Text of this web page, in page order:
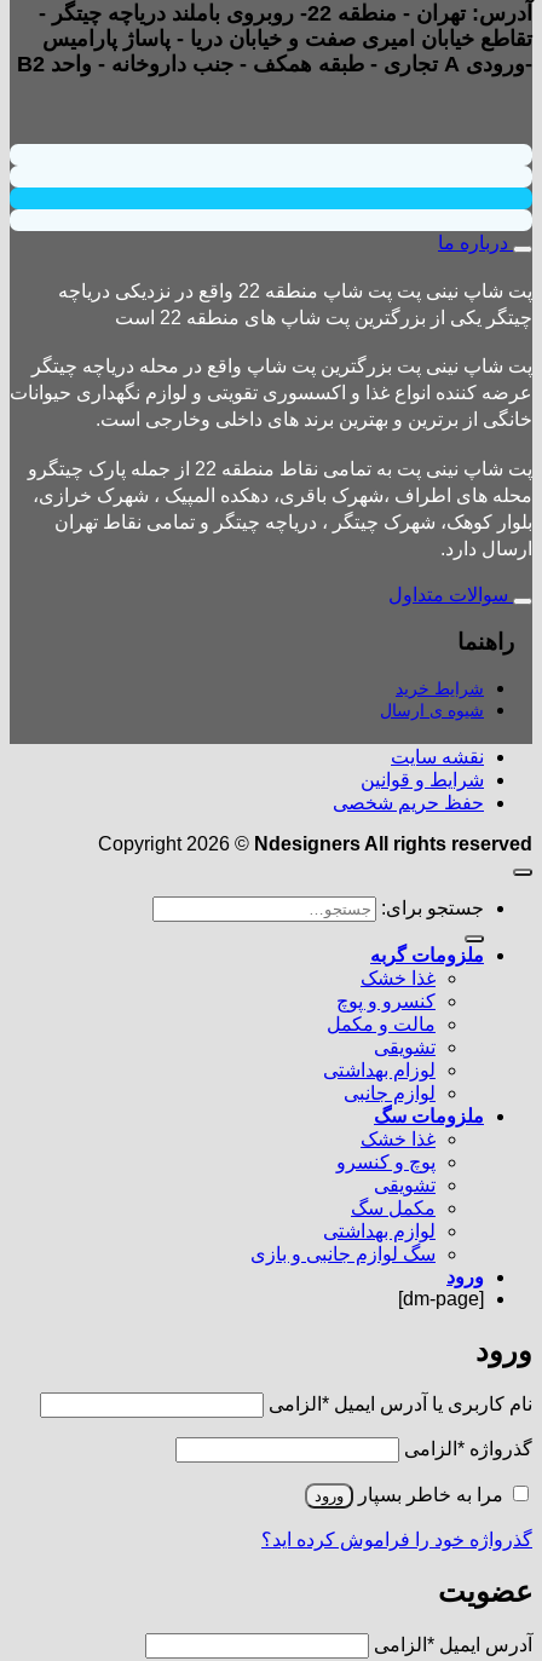
آدرس: تهران - منطقه 22- روبروی باملند دریاچه چیتگر -
تقاطع خیابان امیری صفت و خیابان دریا - پاساژ پارامیس
-ورودی A تجاری - طبقه همکف - جنب داروخانه - واحد B2
درباره ما
پت شاپ نینی پت پت شاپ منطقه 22 واقع در نزدیکی دریاچه
چیتگر یکی از بزرگترین پت شاپ های منطقه 22 است
پت شاپ نینی پت بزرگترین پت شاپ واقع در محله دریاچه چیتگر
عرضه کننده انواع غذا و اکسسوری تقویتی و لوازم نگهداری حیوانات
خانگی از برترین و بهترین برند های داخلی وخارجی است.
پت شاپ نینی پت به تمامی نقاط منطقه 22 از جمله پارک چیتگرو
محله های اطراف ،شهرک باقری، دهکده المپیک ، شهرک خرازی،
بلوار کوهک، شهرک چیتگر ، دریاچه چیتگر و تمامی نقاط تهران
ارسال دارد.
سوالات متداول
راهنما
شرایط خرید
شیوه ی ارسال
نقشه سایت
شرایط و قوانین
حفظ حریم شخصی
Copyright 2026 © Ndesigners All rights reserved
جستجو برای:
ملزومات گربه
غذا خشک
کنسرو و پوچ
مالت و مکمل
تشویقی
لوزام بهداشتی
لوازم جانبی
ملزومات سگ
غذا خشک
پوچ و کنسرو
تشویقی
مکمل سگ
لوازم بهداشتی
سگ لوازم جانبی و بازی
ورود
ورود
نام کاربری یا آدرس ایمیل * الزامی
گذرواژه * الزامی
مرا به خاطر بسپار ورود
گذرواژه خود را فراموش کرده اید؟
عضویت
آدرس ایمیل * الزامی